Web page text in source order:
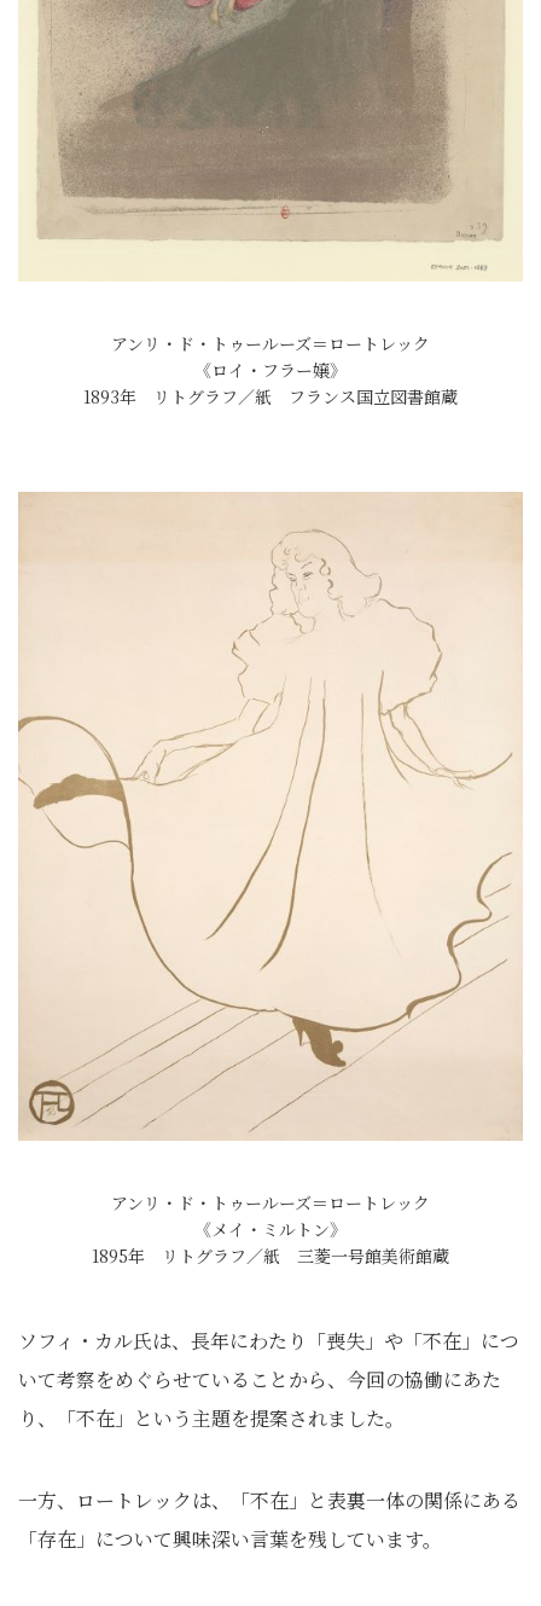
アンリ・ド・トゥールーズ＝ロートレック
《ロイ・フラー嬢》
1893年 リトグラフ／紙 フランス国立図書館蔵
アンリ・ド・トゥールーズ＝ロートレック
《メイ・ミルトン》
1895年 リトグラフ／紙 三菱一号館美術館蔵
ソフィ・カル氏は、長年にわたり「喪失」や「不在」につ
いて考察をめぐらせていることから、今回の協働にあた
り、「不在」という主題を提案されました。
一方、ロートレックは、「不在」と表裏一体の関係にある
「存在」について興味深い言葉を残しています。